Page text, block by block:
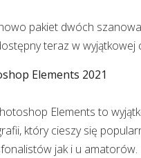
pakiet dwóch
teraz w wyjątkowej
Elements 2021
Elements to
który cieszy się
jak i u amatorów.